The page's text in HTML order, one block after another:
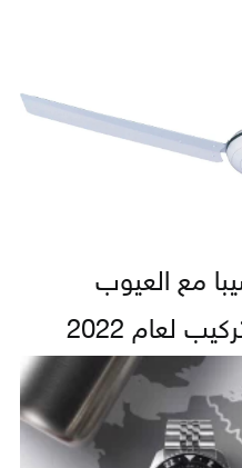
مع العيوب
لعام 2022